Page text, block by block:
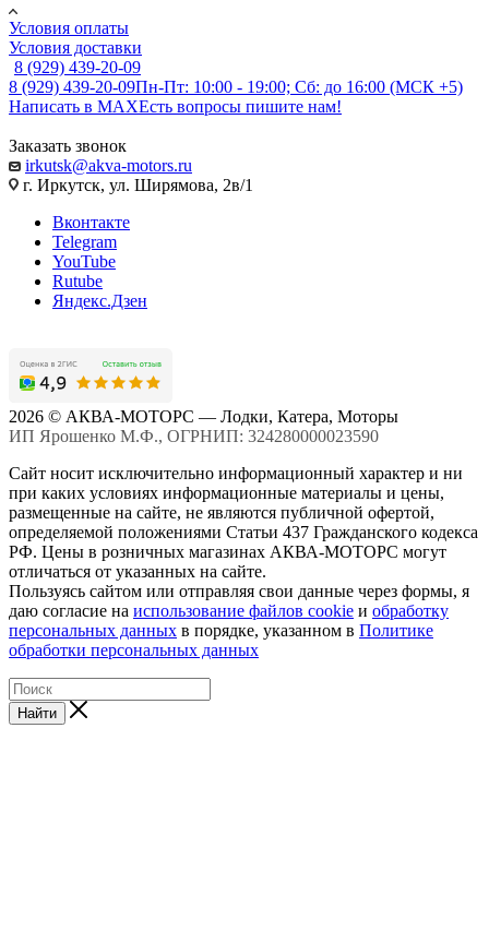
Условия оплаты
Условия доставки
8 (929) 439-20-09
8 (929) 439-20-09Пн-Пт: 10:00 - 19:00; Сб: до 16:00 (МСК +5)
Написать в MAXЕсть вопросы пишите нам!
Заказать звонок
irkutsk@akva-motors.ru
г. Иркутск, ул. Ширямова, 2в/1
Вконтакте
Telegram
YouTube
Rutube
Яндекс.Дзен
2026 © АКВА-МОТОРС — Лодки, Катера, Моторы
ИП Ярошенко М.Ф., ОГРНИП: 324280000023590
Сайт носит исключительно информационный характер и ни
при каких условиях информационные материалы и цены,
размещенные на сайте, не являются публичной офертой,
определяемой положениями Статьи 437 Гражданского кодекса
РФ. Цены в розничных магазинах АКВА-МОТОРС могут
отличаться от указанных на сайте.
Пользуясь сайтом или отправляя свои данные через формы, я
даю согласие на использование файлов cookie и обработку
персональных данных в порядке, указанном в Политике
обработки персональных данных
Найти